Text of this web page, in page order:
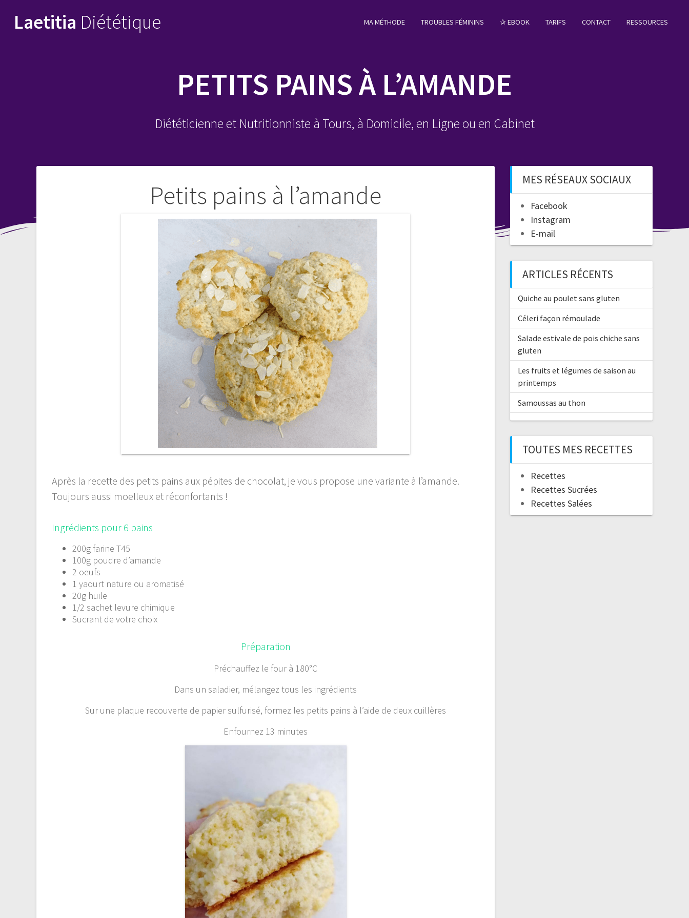
contentLaetitia Diététique MA MÉTHODE TROUBLES FÉMININS ✰ EBOOK TARIFS CONTACT RESSOURCES
PETITS PAINS À L’AMANDE
Diététicienne et Nutritionniste à Tours, à Domicile, en Ligne ou en Cabinet
Petits pains à l’amande
Après la recette des petits pains aux pépites de chocolat, je vous propose une variante à l’amande.
Toujours aussi moelleux et réconfortants !
Ingrédients pour 6 pains
200g farine T45
100g poudre d’amande
2 oeufs
1 yaourt nature ou aromatisé
20g huile
1/2 sachet levure chimique
Sucrant de votre choix
Préparation
Préchauffez le four à 180°C
Dans un saladier, mélangez tous les ingrédients
Sur une plaque recouverte de papier sulfurisé, formez les petits pains à l’aide de deux cuillères
Enfournez 13 minutes
de
MES RÉSEAUX SOCIAUX
Facebook
Instagram
E-mail
ARTICLES RÉCENTS
Quiche au poulet sans gluten
Céleri façon rémoulade
Salade estivale de pois chiche sans
gluten
Les fruits et légumes de saison au
printemps
Samoussas au thon
TOUTES MES RECETTES
Recettes
Recettes Sucrées
Recettes Salées